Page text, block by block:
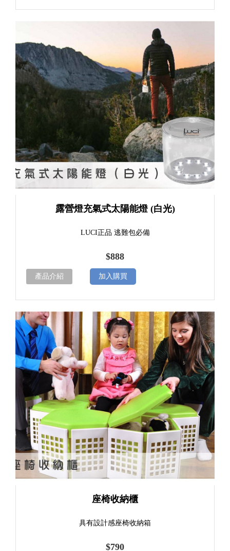
露營燈充氣式太陽能燈 (白光)
LUCI正品 逃難包必備
$888
產品介紹 加入購買
座椅收納櫃
具有設計感座椅收納箱
$790